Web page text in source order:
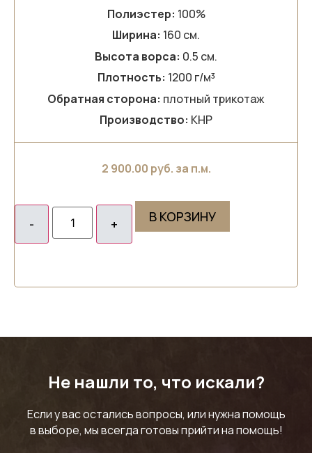
Полиэстер: 100%
Ширина: 160 см.
Высота ворса: 0.5 см.
Плотность: 1200 г/м³
Обратная сторона: плотный трикотаж
Производство: КНР
2 900.00 руб. за п.м.
В КОРЗИНУ
Не нашли то, что искали?
Если у вас остались вопросы, или нужна помощь
в выборе, мы всегда готовы прийти на помощь!